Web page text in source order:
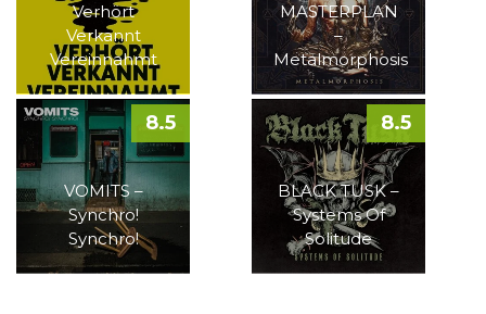
Verhört
Verkannt
Vereinnahmt
MASTERPLAN
–
Metalmorphosis
VOMITS –
Synchro!
Synchro!
8.5
BLACK TUSK –
Systems Of
Solitude
8.5